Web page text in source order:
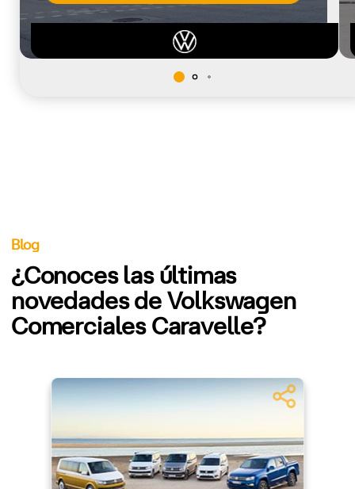
Blog
¿Conoces las últimas
novedades de Volkswagen
Comerciales Caravelle?